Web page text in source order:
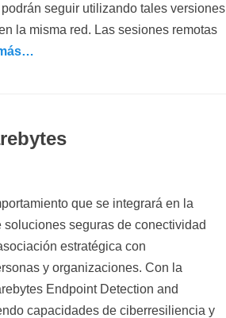
seguir utilizando tales versiones
la misma red. Las sesiones remotas
que se integrará en la
seguras de conectividad
estratégica con
y organizaciones. Con la
Endpoint Detection and
capacidades de ciberresiliencia y